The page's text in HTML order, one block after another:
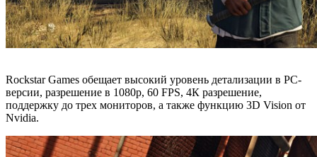
Rockstar Games обещает высокий уровень детализации в PC-
версии, разрешение в 1080р, 60 FPS, 4К разрешение,
поддержку до трех мониторов, а также функцию 3D Vision от
Nvidia.